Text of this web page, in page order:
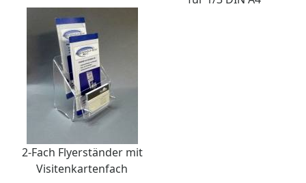
2-Fach Flyerständer mit
Visitenkartenfach